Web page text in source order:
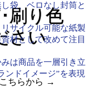
刷り色
さい
ちらから →
袋、ベロなし封筒と
サイクル可能な紙製
材として改めて注目
は商品を一層引き立
ンドイメージ”を表現